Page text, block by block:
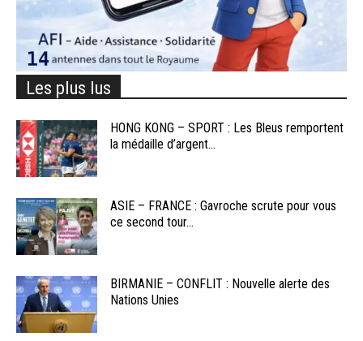
Les plus lus
HONG KONG – SPORT : Les Bleus remportent
la médaille d’argent...
ASIE – FRANCE : Gavroche scrute pour vous
ce second tour...
BIRMANIE – CONFLIT : Nouvelle alerte des
Nations Unies